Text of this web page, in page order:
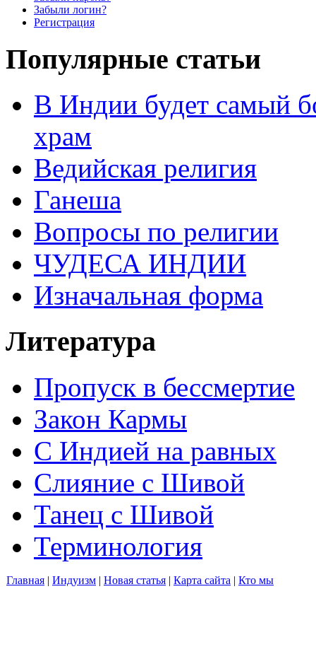
Забыли логин?
Регистрация
Популярные статьи
В Индии будет самый
храм
Ведийская религия
Ганеша
Вопросы по религии
ЧУДЕСА ИНДИИ
Изначальная форма
Литература
Пропуск в бессмертие
Закон Кармы
С Индией на равных
Слияние с Шивой
Танец с Шивой
Терминология
Главная | Индуизм | Новая статья | Карта сайта | Кто мы